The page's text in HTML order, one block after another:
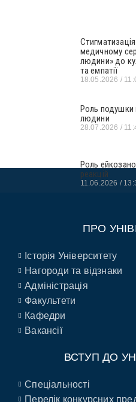
медичному
людини» до
та емпатії
18.05.2026
Роль подушки
людини
28.07.2026
Роль
реакцій
11.06.2026
ПРО
Історія Університету
Нагороди та відзнаки
Адміністрація
Факультети
Кафедри
Вакансії
ВСТУП ДО
Спеціальності
Перелік конкурсних